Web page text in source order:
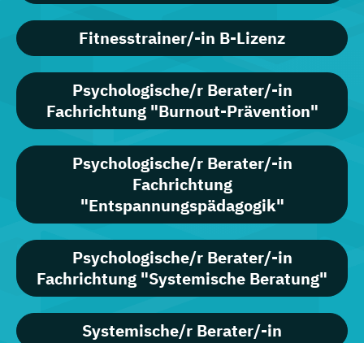
Fitnesstrainer/-in B-Lizenz
Psychologische/r Berater/-in
Fachrichtung "Burnout-Prävention"
Psychologische/r Berater/-in
Fachrichtung
"Entspannungspädagogik"
Psychologische/r Berater/-in
Fachrichtung "Systemische Beratung"
Systemische/r Berater/-in